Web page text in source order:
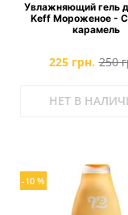
Увлажняющий гель
Keff Мороженое -
карамель
225 грн. 250
НЕТ В
-10 %